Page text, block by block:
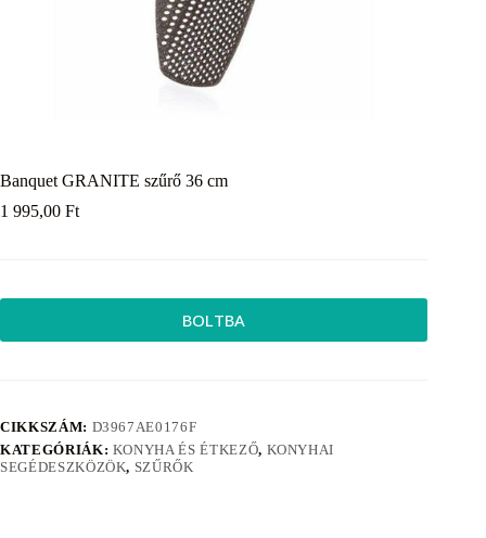
Banquet GRANITE szűrő 36 cm
1 995,00 Ft
BOLTBA
CIKKSZÁM: D3967AE0176F
KATEGÓRIÁK: KONYHA ÉS ÉTKEZŐ, KONYHAI
SEGÉDESZKÖZÖK, SZŰRŐK